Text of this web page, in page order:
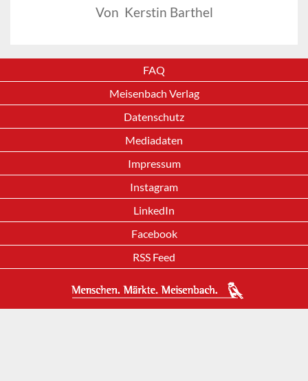
Von Kerstin Barthel
FAQ
Meisenbach Verlag
Datenschutz
Mediadaten
Impressum
Instagram
LinkedIn
Facebook
RSS Feed